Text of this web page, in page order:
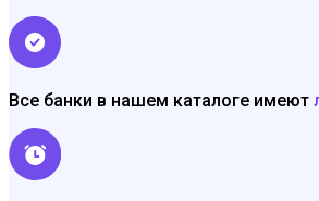
Все банки в нашем каталоге имеют